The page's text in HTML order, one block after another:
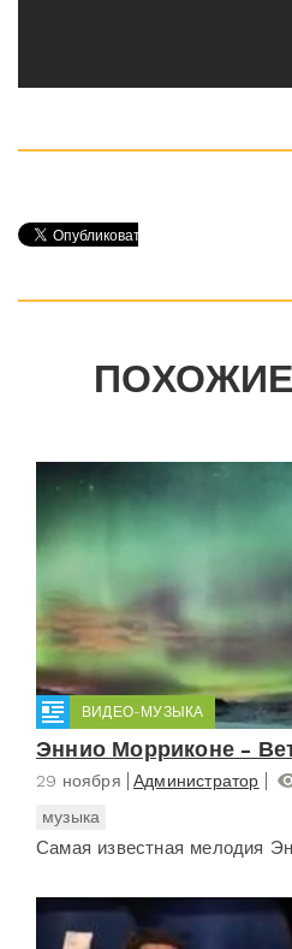
ВИДЕО-МУЗЫКА
Эннио Морриконе -
29 ноября Администратор
музыка
Самая известная мелодия